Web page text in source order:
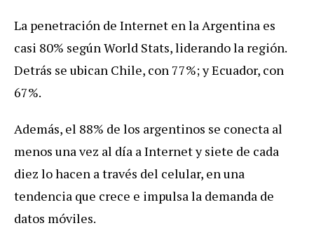
La penetración de Internet en la Argentina es
casi 80% según World Stats, liderando la región.
Detrás se ubican Chile, con 77%; y Ecuador, con
67%.
Además, el 88% de los argentinos se conecta al
menos una vez al día a Internet y siete de cada
diez lo hacen a través del celular, en una
tendencia que crece e impulsa la demanda de
datos móviles.